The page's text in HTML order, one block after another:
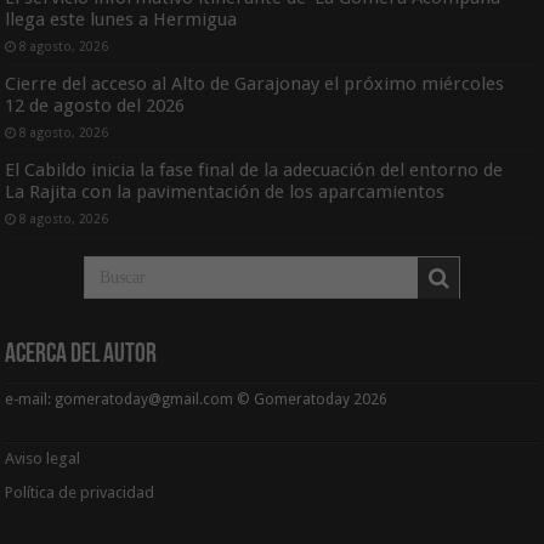
llega este lunes a Hermigua
8 agosto, 2026
Cierre del acceso al Alto de Garajonay el próximo miércoles
12 de agosto del 2026
8 agosto, 2026
El Cabildo inicia la fase final de la adecuación del entorno de
La Rajita con la pavimentación de los aparcamientos
8 agosto, 2026
Acerca del Autor
e-mail: gomeratoday@gmail.com © Gomeratoday 2026
Aviso legal
Política de privacidad